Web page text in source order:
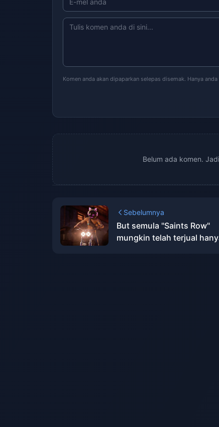
Komen anda akan dipaparkan selepas disemak. Hanya
Belum ada komen.
Sebelumnya
But semula "Saints Row"
mungkin telah terjual